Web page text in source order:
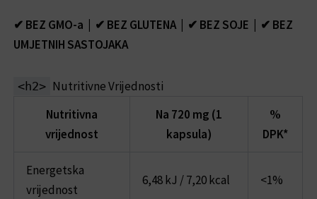
✔ BEZ GMO-a | ✔ BEZ GLUTENA | ✔ BEZ SOJE | ✔ BEZ
UMJETNIH SASTOJAKA
<h2> Nutritivne Vrijednosti
Nutritivna
vrijednost
Na 720 mg (1
kapsula)
%
DPK*
Energetska
vrijednost
6,48 kJ / 7,20 kcal <1%